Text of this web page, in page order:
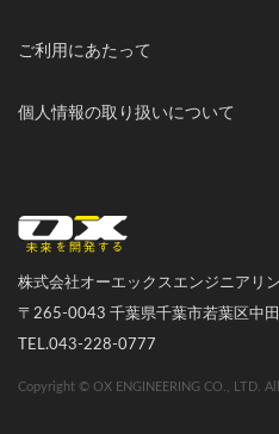
ご利用にあたって
個人情報の取り扱いについて
株式会社オーエックスエンジニアリ
〒265-0043 千葉県千葉市若葉区中
TEL.043-228-0777
Copyright © OX ENGINEERING CO., LTD.